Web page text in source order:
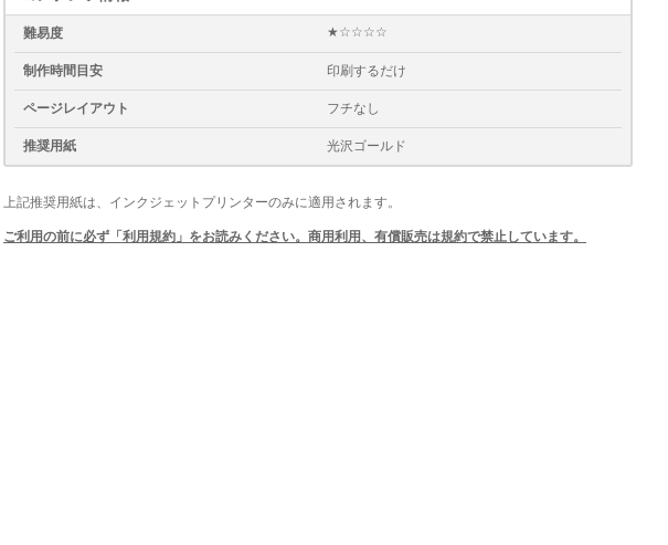
難易度 ★☆☆☆☆
制作時間目安 印刷するだけ
ページレイアウト フチなし
推奨用紙 光沢ゴールド
上記推奨用紙は、インクジェットプリンターのみに適用されます。
ご利用の前に必ず「利用規約」をお読みください。商用利用、有償販売は規約で禁止しています。